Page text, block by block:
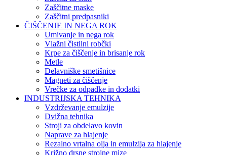
Zaščitne maske
Zaščitni predpasniki
ČIŠČENJE IN NEGA ROK
Umivanje in nega rok
Vlažni čistilni robčki
Krpe za čiščenje in brisanje rok
Metle
Delavniške smetišnice
Magneti za čiščenje
Vrečke za odpadke in dodatki
INDUSTRIJSKA TEHNIKA
Vzdrževanje emulzije
Dvižna tehnika
Stroji za obdelavo kovin
Naprave za hlajenje
Rezalno vrtalna olja in emulzija za hlajenje
Križno drsne strojne mize